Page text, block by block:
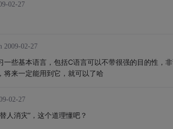
02-27
2009-02-27
一些基本语言，包括C语言可以不带很强的目的性，
将来一定能用到它，就可以了哈
02-27
人消灾”，这个道理懂吧？